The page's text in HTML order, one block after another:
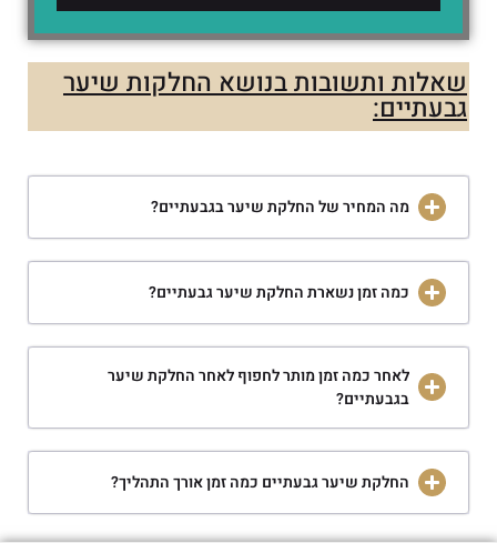
שאלות ותשובות בנושא החלקות שיער
גבעתיים:
מה המחיר של החלקת שיער בגבעתיים?
כמה זמן נשארת החלקת שיער גבעתיים?
לאחר כמה זמן מותר לחפוף לאחר החלקת שיער
בגבעתיים?
החלקת שיער גבעתיים כמה זמן אורך התהליך?